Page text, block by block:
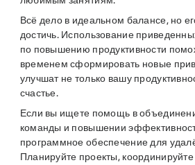
Всё дело в идеальном балансе, но
достичь. Использование
по повышению продуктивности
временем сформировать новые
улучшат не только вашу
счастье.
Если вы ищете помощь в
команды и повышении
программное обеспечение для
Планируйте проекты, координируйте